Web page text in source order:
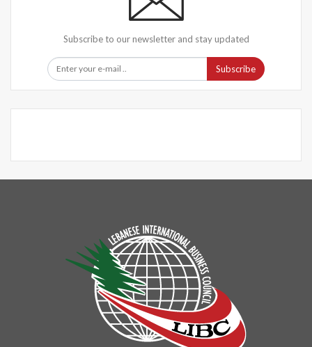
Subscribe to our newsletter and stay updated
Subscribe